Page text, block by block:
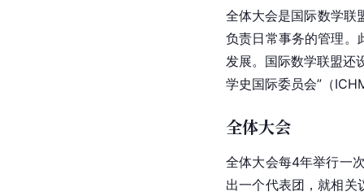
全体大会是国际数学联
负责日常事务的管理。
发展。国际数学联盟还
学史国际委员会”（
全体大会
全体大会每4年举行一
出一个代表团，就相关